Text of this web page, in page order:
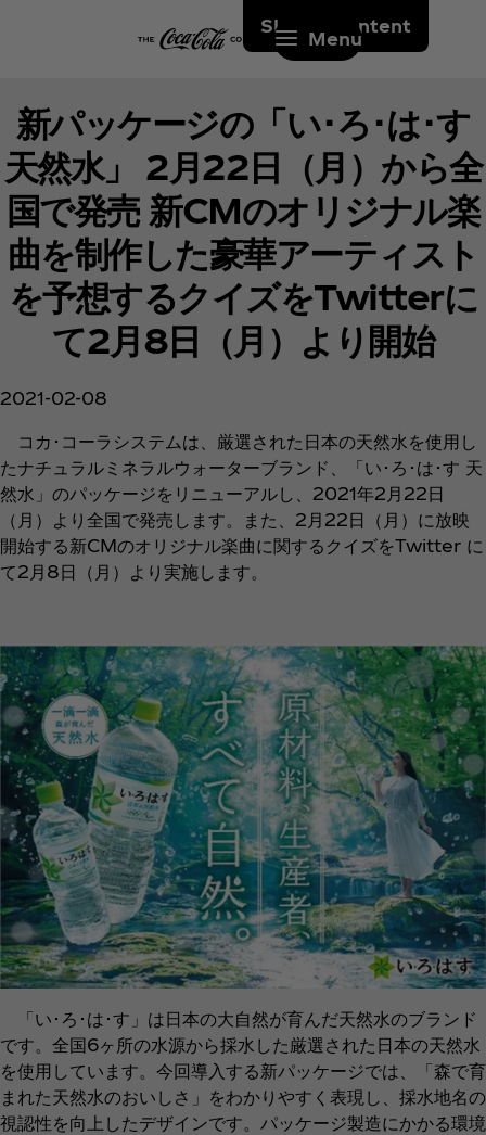
Skip to content
Menu
新パッケージの「い･ろ･は･す
天然水」 2月22日（月）から全
国で発売 新CMのオリジナル楽
曲を制作した豪華アーティスト
を予想するクイズをTwitterに
て2月8日（月）より開始
2021-02-08
コカ･コーラシステムは、厳選された日本の天然水を使用し
たナチュラルミネラルウォーターブランド、「い･ろ･は･す 天
然水」のパッケージをリニューアルし、2021年2月22日
（月）より全国で発売します。また、2月22日（月）に放映
開始する新CMのオリジナル楽曲に関するクイズをTwitter に
て2月8日（月）より実施します。
「い･ろ･は･す」は日本の大自然が育んだ天然水のブランド
です。全国6ヶ所の水源から採水した厳選された日本の天然水
を使用しています。今回導入する新パッケージでは、「森で育
まれた天然水のおいしさ」をわかりやすく表現し、採水地名の
視認性を向上したデザインです。パッケージ製造にかかる環境